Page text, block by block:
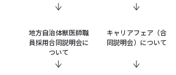
地方自治体獣医師職
員採用合同説明会に
ついて
キャリアフェア（合
同説明会）について